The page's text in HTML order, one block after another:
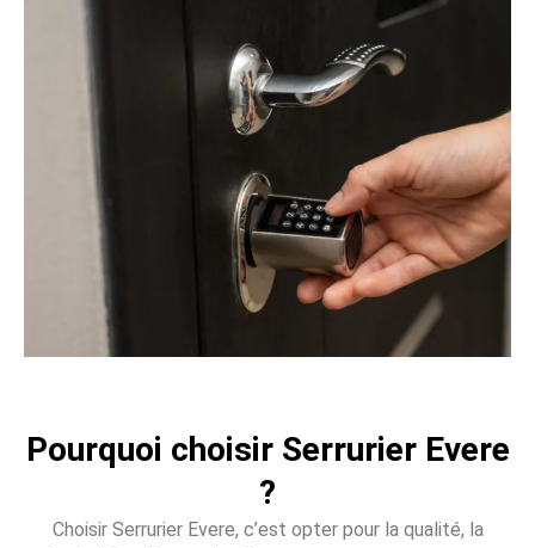
Pourquoi choisir Serrurier Evere
?
Choisir Serrurier Evere, c’est opter pour la qualité, la